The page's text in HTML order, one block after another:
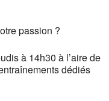
passion ?
à 14h30 à l’aire de
dédiés